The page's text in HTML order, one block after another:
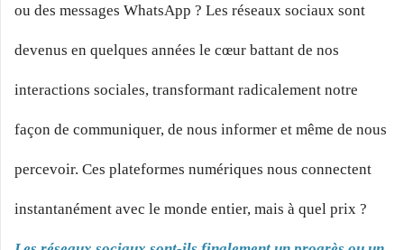
ou des messages WhatsApp ? Les réseaux sociaux sont
devenus en quelques années le cœur battant de nos
interactions sociales, transformant radicalement notre
façon de communiquer, de nous informer et même de nous
percevoir. Ces plateformes numériques nous connectent
instantanément avec le monde entier, mais à quel prix ?